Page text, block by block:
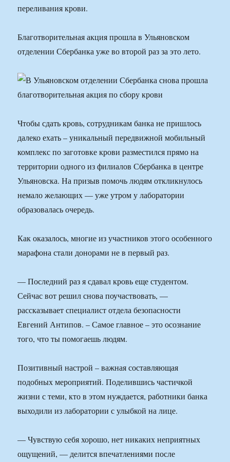
переливания крови.
Благотворительная акция прошла в Ульяновском
отделении Сбербанка уже во второй раз за это лето.
Чтобы сдать кровь, сотрудникам банка не пришлось
далеко ехать – уникальный передвижной мобильный
комплекс по заготовке крови разместился прямо на
территории одного из филиалов Сбербанка в центре
Ульяновска. На призыв помочь людям откликнулось
немало желающих — уже утром у лаборатории
образовалась очередь.
Как оказалось, многие из участников этого особенного
марафона стали донорами не в первый раз.
— Последний раз я сдавал кровь еще студентом.
Сейчас вот решил снова поучаствовать, —
рассказывает специалист отдела безопасности
Евгений Антипов. – Самое главное – это осознание
того, что ты помогаешь людям.
Позитивный настрой – важная составляющая
подобных мероприятий. Поделившись частичкой
жизни с теми, кто в этом нуждается, работники банка
выходили из лаборатории с улыбкой на лице.
— Чувствую себя хорошо, нет никаких неприятных
ощущений, — делится впечатлениями после